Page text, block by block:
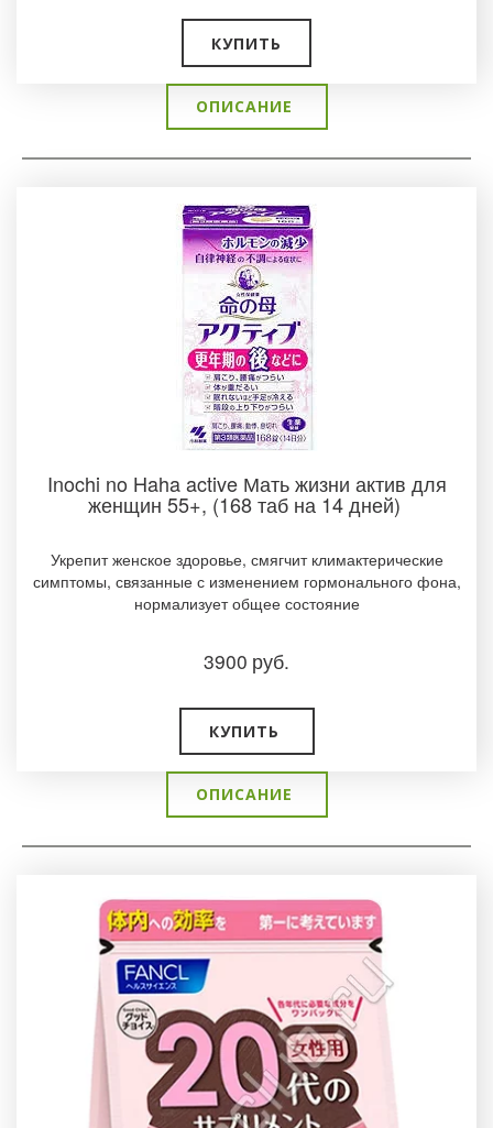
КУПИТЬ
ОПИСАНИЕ
Inochi no Haha active Мать жизни актив для
женщин 55+, (168 таб на 14 дней)
Укрепит женское здоровье, смягчит климактерические
симптомы, связанные с изменением гормонального фона,
нормализует общее состояние
3900 руб.
КУПИТЬ
ОПИСАНИЕ